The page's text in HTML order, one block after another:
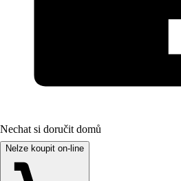
Nechat si doručit domů
Nelze koupit on-line